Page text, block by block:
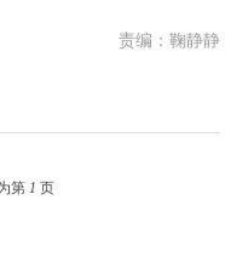
责编：鞠静静
第 1 页